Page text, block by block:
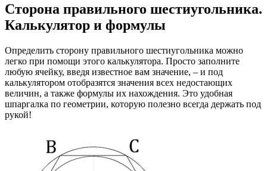
Сторона правильного шестиугольника.
Калькулятор и формулы
Определить сторону правильного шестиугольника можно
легко при помощи этого калькулятора. Просто заполните
любую ячейку, введя известное вам значение, – и под
калькулятором отобразятся значения всех недостающих
величин, а также формулы их нахождения. Это удобная
шпаргалка по геометрии, которую полезно всегда держать под
рукой!